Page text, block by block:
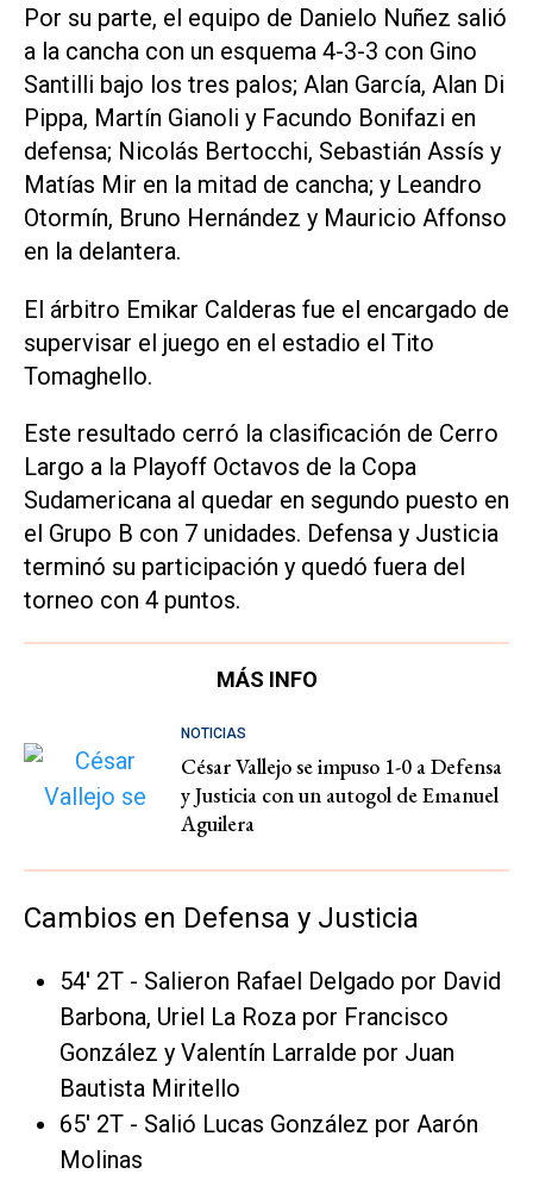
Por su parte, el equipo de Danielo Nuñez salió
a la cancha con un esquema 4-3-3 con Gino
Santilli bajo los tres palos; Alan García, Alan Di
Pippa, Martín Gianoli y Facundo Bonifazi en
defensa; Nicolás Bertocchi, Sebastián Assís y
Matías Mir en la mitad de cancha; y Leandro
Otormín, Bruno Hernández y Mauricio Affonso
en la delantera.
El árbitro Emikar Calderas fue el encargado de
supervisar el juego en el estadio el Tito
Tomaghello.
Este resultado cerró la clasificación de Cerro
Largo a la Playoff Octavos de la Copa
Sudamericana al quedar en segundo puesto en
el Grupo B con 7 unidades. Defensa y Justicia
terminó su participación y quedó fuera del
torneo con 4 puntos.
MÁS INFO
NOTICIAS
César Vallejo se impuso 1-0 a Defensa
y Justicia con un autogol de Emanuel
Aguilera
Cambios en Defensa y Justicia
54' 2T - Salieron Rafael Delgado por David
Barbona, Uriel La Roza por Francisco
González y Valentín Larralde por Juan
Bautista Miritello
65' 2T - Salió Lucas González por Aarón
Molinas